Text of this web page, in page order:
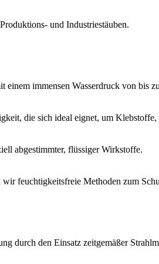
und Industriestäuben.
einem immensen Wasserdruck von bis
die sich ideal eignet, um
abgestimmter, flüssiger Wirkstoffe.
feuchtigkeitsfreie Methoden zum
durch den Einsatz zeitgemäßer